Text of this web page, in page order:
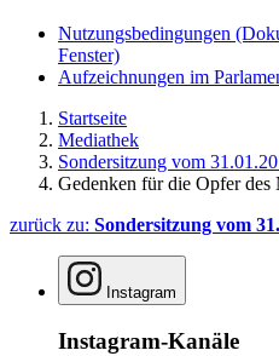
Nutzungsbedingungen
Fenster)
Aufzeichnungen im
Startseite
Mediathek
Sondersitzung vom
Gedenken für die Opfer des
zurück zu: Sondersitzung vom
Instagram
Instagram-Kanäle